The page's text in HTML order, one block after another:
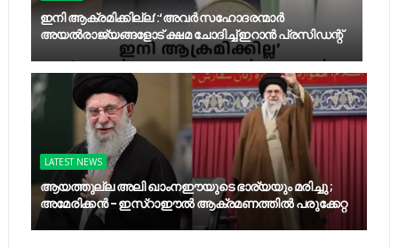
ഇനി ആക്രമിക്കില്ല’:‘അവർ സഹോദരന്മാർ
അയല്‍രാജ്യങ്ങളോട് ക്ഷമ ചോദിച്ച് ഇറാൻ പ്രസിഡന്റ്
LATEST NEWS
ആയത്തുല്ല അലി ഖാംനഈയുടെ ഭാര്യയും മരിച്ചു ;
അമേരിക്കൻ - ഇസ്റാഈൽ ആക്രമണത്തിൽ പരുക്കേറ്റ